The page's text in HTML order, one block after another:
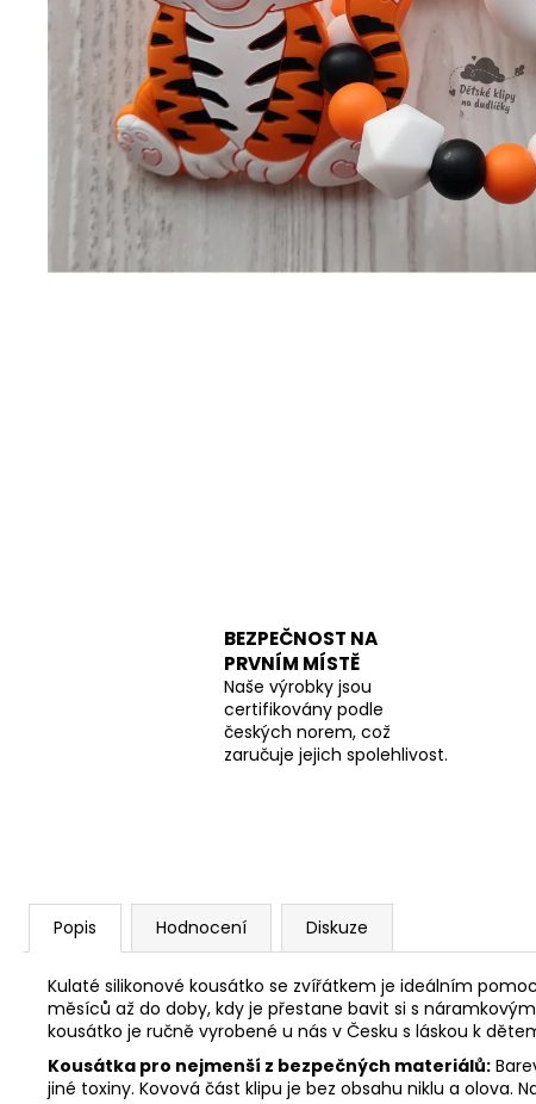
BEZPEČNOST NA
PRVNÍM MÍSTĚ
Naše výrobky jsou
certifikovány podle
českých norem, což
zaručuje jejich spolehlivost.
Popis Hodnocení Diskuze
Kulaté silikonové kousátko se zvířátkem je ideálním
měsíců až do doby, kdy je přestane bavit si s
kousátko je ručně vyrobené u nás v Česku s láskou k
Kousátka pro nejmenší z bezpečných materiálů:
jiné toxiny. Kovová část klipu je bez obsahu niklu a olova.